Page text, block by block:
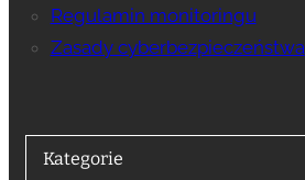
Regulamin monitoringu
Zasady cyberbezpieczeństwa
Kategorie